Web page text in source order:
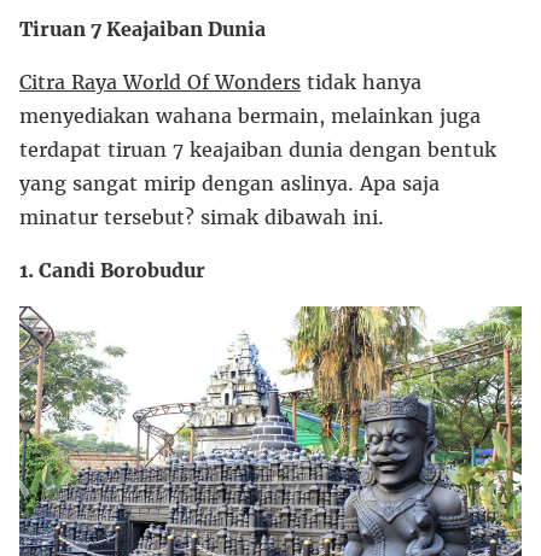
Tiruan 7 Keajaiban Dunia
Citra Raya World Of Wonders tidak hanya
menyediakan wahana bermain, melainkan juga
terdapat tiruan 7 keajaiban dunia dengan bentuk
yang sangat mirip dengan aslinya. Apa saja
minatur tersebut? simak dibawah ini.
1. Candi Borobudur